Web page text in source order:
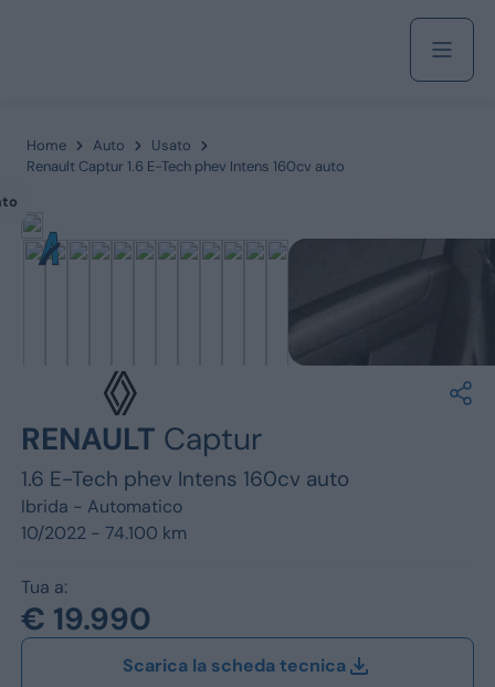
Home Auto
Usato
Renault Captur 1.6 E-Tech phev Intens 160cv auto
RENAULT Captur
1.6 E-Tech phev Intens 160cv auto
Ibrida - Automatico
10/2022 - 74.100 km
Tua a:
€ 19.990
Scarica la scheda tecnica